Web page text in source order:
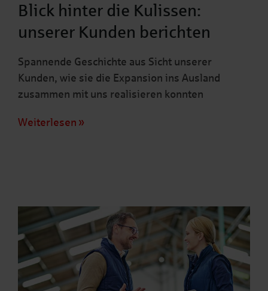
Blick hinter die Kulissen:
unserer Kunden berichten
Spannende Geschichte aus Sicht unserer
Kunden, wie sie die Expansion ins Ausland
zusammen mit uns realisieren konnten
Weiterlesen